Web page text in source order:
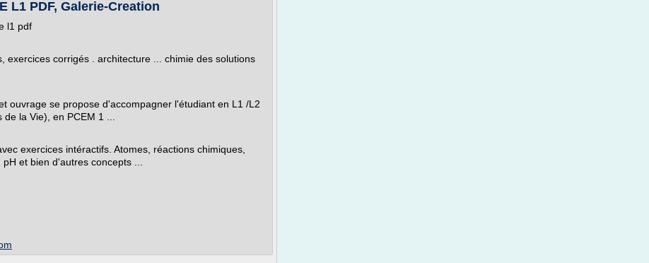
L1 PDF, Galerie-Creation
l1 pdf
exercices corrigés . architecture ... chimie des solutions
ouvrage se propose d'accompagner l'étudiant en L1 /L2
la Vie), en PCEM 1 ...
exercices intéractifs. Atomes, réactions chimiques,
et bien d'autres concepts ...